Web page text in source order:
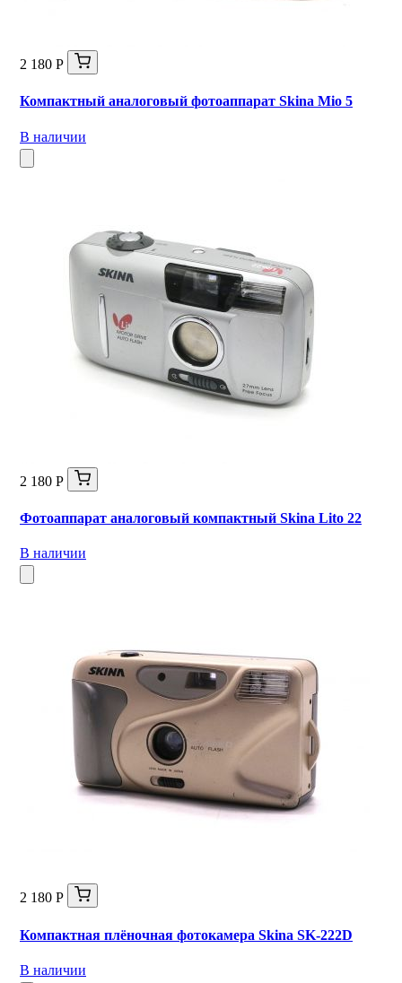
2 180 Р
Компактный аналоговый фотоаппарат Skina Mio 5
В наличии
2 180 Р
Фотоаппарат аналоговый компактный Skina Lito 22
В наличии
2 180 Р
Компактная плёночная фотокамера Skina SK-222D
В наличии